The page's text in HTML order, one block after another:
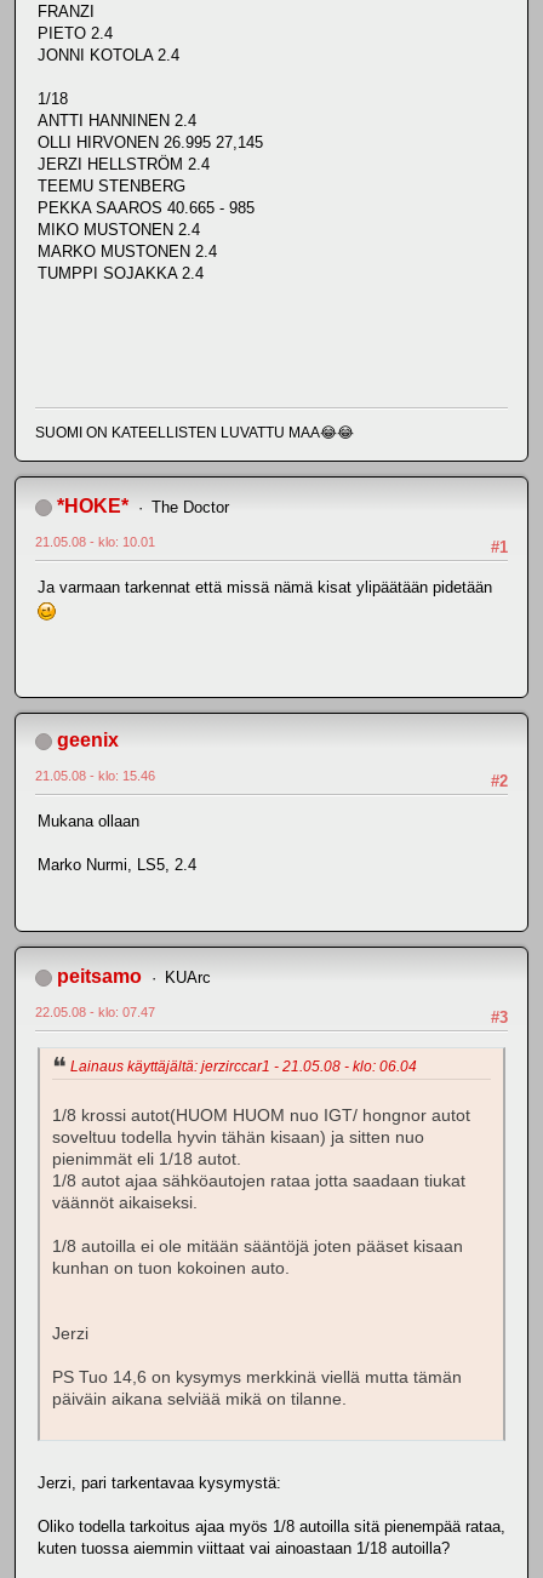
FRANZI
PIETO 2.4
JONNI KOTOLA 2.4
1/18
ANTTI HANNINEN 2.4
OLLI HIRVONEN 26.995 27,145
JERZI HELLSTRÖM 2.4
TEEMU STENBERG
PEKKA SAAROS 40.665 - 985
MIKO MUSTONEN 2.4
MARKO MUSTONEN 2.4
TUMPPI SOJAKKA 2.4
SUOMI ON KATEELLISTEN LUVATTU MAA😂😂
*HOKE* The Doctor
#1
21.05.08 - klo: 10.01
Ja varmaan tarkennat että missä nämä kisat ylipäätään pidetään
geenix
#2
21.05.08 - klo: 15.46
Mukana ollaan
Marko Nurmi, LS5, 2.4
peitsamo KUArc
#3
22.05.08 - klo: 07.47
Lainaus käyttäjältä: jerzirccar1 - 21.05.08 - klo: 06.04
1/8 krossi autot(HUOM HUOM nuo IGT/ hongnor autot
soveltuu todella hyvin tähän kisaan) ja sitten nuo
pienimmät eli 1/18 autot.
1/8 autot ajaa sähköautojen rataa jotta saadaan tiukat
väännöt aikaiseksi.
1/8 autoilla ei ole mitään sääntöjä joten pääset kisaan
kunhan on tuon kokoinen auto.
Jerzi
PS Tuo 14,6 on kysymys merkkinä viellä mutta tämän
päiväin aikana selviää mikä on tilanne.
Jerzi, pari tarkentavaa kysymystä:
Oliko todella tarkoitus ajaa myös 1/8 autoilla sitä pienempää rataa,
kuten tuossa aiemmin viittaat vai ainoastaan 1/18 autoilla?